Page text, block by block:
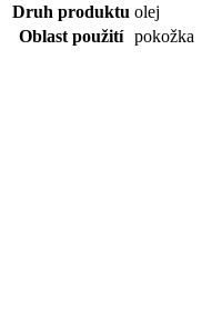
Druh produktu olej
Oblast použití pokožka